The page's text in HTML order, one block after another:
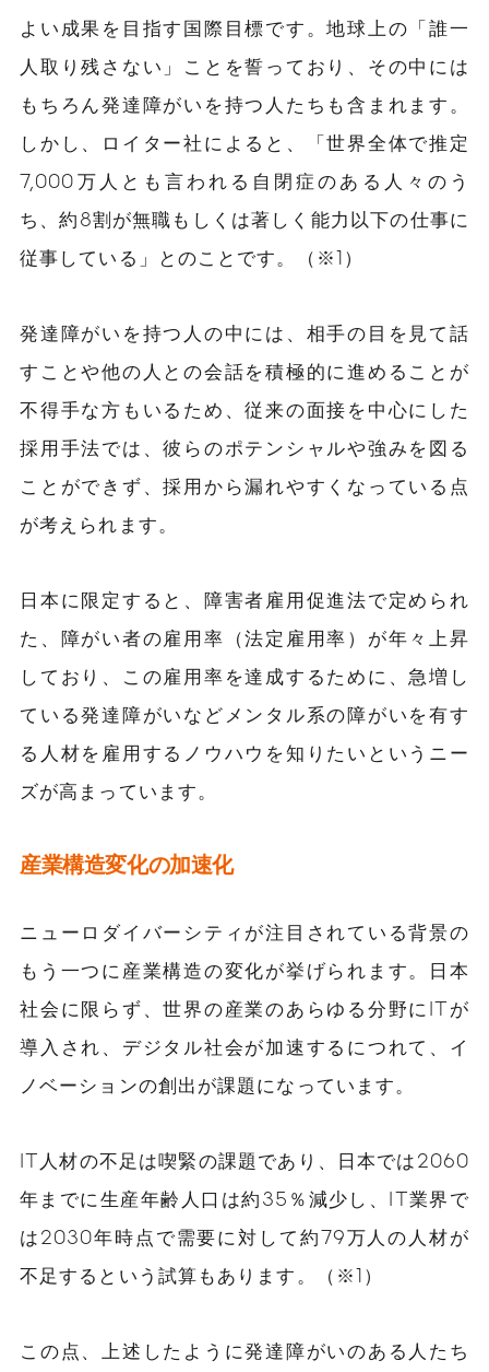
よい成果を目指す国際目標です。地球上の「誰一
人取り残さない」ことを誓っており、その中には
もちろん発達障がいを持つ人たちも含まれます。
しかし、ロイター社によると、「世界全体で推定
7,000万人とも言われる自閉症のある人々のう
ち、約8割が無職もしくは著しく能力以下の仕事に
従事している」とのことです。（※1）
発達障がいを持つ人の中には、相手の目を見て話
すことや他の人との会話を積極的に進めることが
不得手な方もいるため、従来の面接を中心にした
採用手法では、彼らのポテンシャルや強みを図る
ことができず、採用から漏れやすくなっている点
が考えられます。
日本に限定すると、障害者雇用促進法で定められ
た、障がい者の雇用率（法定雇用率）が年々上昇
しており、この雇用率を達成するために、急増し
ている発達障がいなどメンタル系の障がいを有す
る人材を雇用するノウハウを知りたいというニー
ズが高まっています。
産業構造変化の加速化
ニューロダイバーシティが注目されている背景の
もう一つに産業構造の変化が挙げられます。日本
社会に限らず、世界の産業のあらゆる分野にITが
導入され、デジタル社会が加速するにつれて、イ
ノベーションの創出が課題になっています。
IT人材の不足は喫緊の課題であり、日本では2060
年までに生産年齢人口は約35％減少し、IT業界で
は2030年時点で需要に対して約79万人の人材が
不足するという試算もあります。（※1）
この点、上述したように発達障がいのある人たち